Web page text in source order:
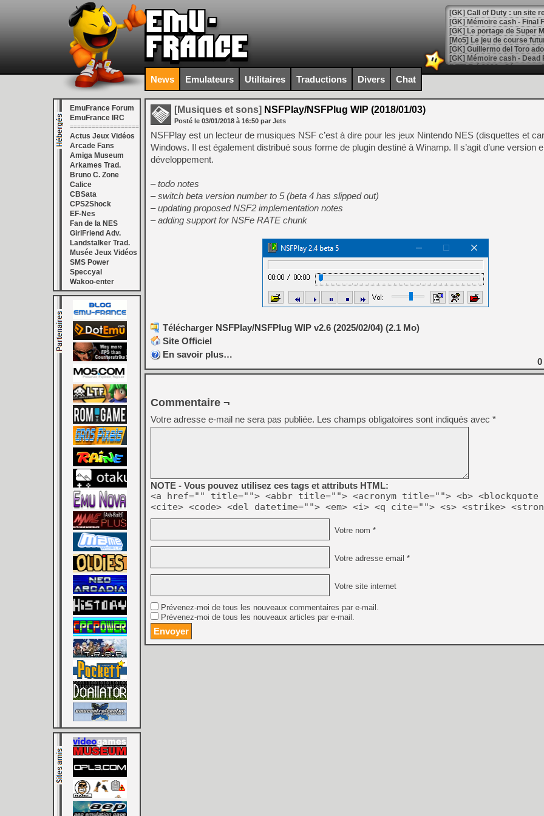
[GK] Le portage de Super
[Mo5] Le jeu de course
[GK] Guillermo del Toro
[LTF] Eté 2026 - Séquence
[GK] Mistfall Hunter :
[GK] Wo Long 2 évolue
[GK] Crossfire : un TPS à
[LS] [PS5] Premiers
[Mo5] DOOM arrive en
[GK] Bethesda fête les 30
[GK] Roblox : l'action en
[GK] Agenda - GeForce
[GK] Devolver Digital en a
[LS] [PS5] ps5-y2jb-
[GK] Pourquoi Marvel
[GK] Test : Restory : Chill
[GK] GTA 6 : Rockstar
[GK] Hot Wheels Infinite
[GK] Mémoire cash -
[GK] Résultats Nintendo :
[GK] Déjà des
[Mo5] Brickboy cherche à
[GK] Minecraft et ses «
[GK] Beast of
[GK] Ubisoft : fin de partie
[GK] Mémoire cash -
[GK] Dan Houser (GTA)
[GK] Comment EA Sports
[GK] Crimson Moon : un
[GK] Isle of Reveries : le
News Emulateurs Utilitaires Traductions Divers Chat
EmuFrance Forum
EmuFrance IRC
===================
Actus Jeux Vidéos
Arcade Fans
Amiga Museum
Arkames Trad.
Bruno C. Zone
Calice
CBSata
CPS2Shock
EF-Nes
Fan de la NES
GirlFriend Adv.
Landstalker Trad.
Musée Jeux Vidéos
SMS Power
Speccyal
Wakoo-enter
[Musiques et sons] NSFPlay/NSFPlug WIP (2018/01/03)
Posté le 03/01/2018 à 16:50 par Jets
NSFPlay est un lecteur de musiques NSF c’est à dire pour les jeux Nintendo NES (disquettes et
Windows. Il est également distribué sous forme de plugin destiné à Winamp. Il s’agit d’une version
développement.
– todo notes
– switch beta version number to 5 (beta 4 has slipped out)
– updating proposed NSF2 implementation notes
– adding support for NSFe RATE chunk
Télécharger NSFPlay/NSFPlug WIP v2.6 (2025/02/04) (2.1 Mo)
Site Officiel
En savoir plus…
0
Commentaire ¬
Votre adresse e-mail ne sera pas publiée. Les champs obligatoires sont indiqués avec *
NOTE - Vous pouvez utilisez ces tags et attributs HTML:
<a href="" title=""> <abbr title=""> <acronym title=""> <b> <blockquote
<cite> <code> <del datetime=""> <em> <i> <q cite=""> <s> <strike>
Votre nom *
Votre adresse email *
Votre site internet
Prévenez-moi de tous les nouveaux commentaires par e-mail.
Prévenez-moi de tous les nouveaux articles par e-mail.